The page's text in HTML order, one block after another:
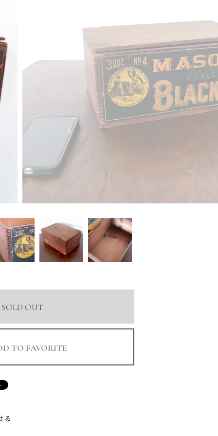
SOLD OUT
TO FAVORITE
る